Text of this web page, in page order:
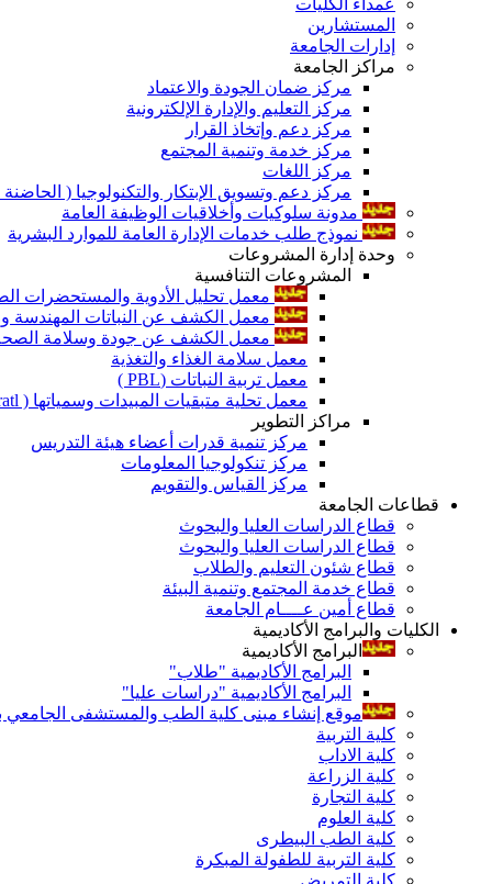
المستشارين
إدارات الجامعة
مراكز الجامعة
مركز ضمان الجودة والاعتماد
مركز التعليم والإدارة الإلكترونية
مركز دعم وإتخاذ القرار
مركز خدمة وتنمية المجتمع
مركز اللغات
مركز دعم وتسويق الإبتكار والتكنولوجيا ( الحاضنة
مدونة سلوكيات وأخلاقيات الوظيفة العامة
نموذج طلب خدمات الإدارة العامة للموارد البشرية
وحدة إدارة المشروعات
المشروعات التنافسية
معمل تحليل الأدوية والمستحضرات
معمل الكشف عن النباتات المهندسة
معمل الكشف عن جودة وسلامة الصحة
معمل سلامة الغذاء والتغذية
معمل تربية النباتات (PBL )
معمل تحلية متبقيات المبيدات وسمياتها ( Pratl )
مراكز التطوير
مركز تنمية قدرات أعضاء هيئة التدريس
مركز تنكولوجيا المعلومات
مركز القياس والتقويم
قطاعات الجامعة
قطاع الدراسات العليا والبحوث
قطاع الدراسات العليا والبحوث
قطاع شئون التعليم والطلاب
قطاع خدمة المجتمع وتنمية البيئة
قطاع أمين عــــام الجامعة
الكليات والبرامج الأكاديمية
البرامج الأكاديمية
البرامج الأكاديمية "طلاب"
البرامج الأكاديمية "دراسات عليا"
موقع إنشاء مبنى كلية الطب والمستشفى الجامعي
كلية التربية
كلية الاداب
كلية الزراعة
كلية التجارة
كلية العلوم
كلية الطب البيطرى
كلية التربية للطفولة المبكرة
كلية التمريض